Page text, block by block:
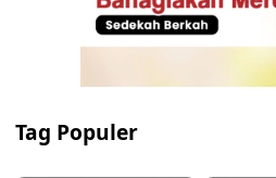
Tag Populer